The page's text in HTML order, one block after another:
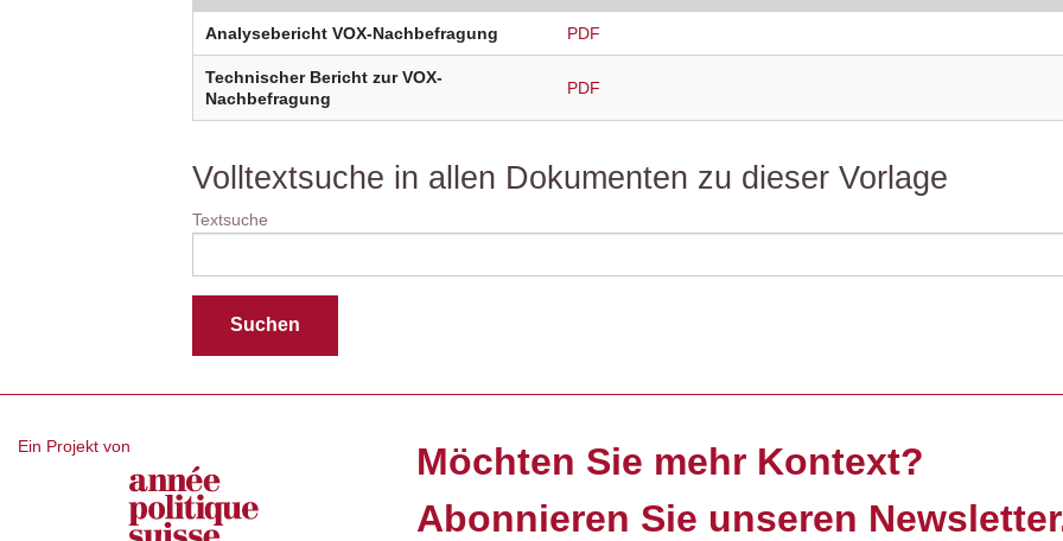
Analysebericht VOX-Nachbefragung PDF
Technischer Bericht zur VOX-
Nachbefragung
PDF
Volltextsuche in allen Dokumenten zu dieser Vorlage
Textsuche
Ein Projekt von
Möchten Sie mehr Kontext?
Abonnieren Sie unseren